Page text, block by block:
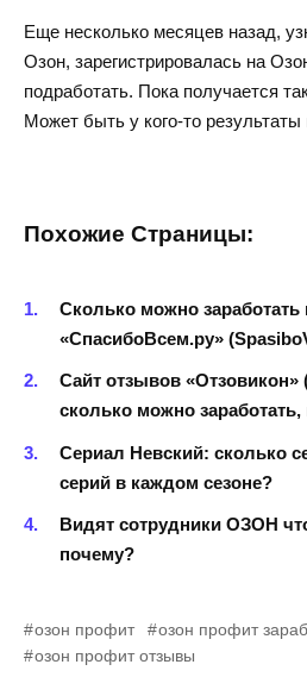
Еще несколько месяцев назад,
Озон, зарегистрировалась на
подработать. Пока получается
Может быть у кого-то
Похожие Страницы:
Сколько можно заработать
«СпасибоВсем.ру»
Сайт отзывов «Отзовикон»
сколько можно заработать,
Сериал Невский: сколько
серий в каждом сезоне?
Видят сотрудники ОЗОН
почему?
озон профит
озон профит
озон профит отзывы